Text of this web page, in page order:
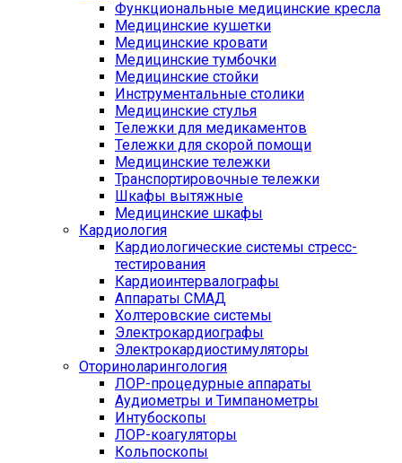
Функциональные медицинские кресла
Медицинские кушетки
Медицинские кровати
Медицинские тумбочки
Медицинские стойки
Инструментальные столики
Медицинские стулья
Тележки для медикаментов
Тележки для скорой помощи
Медицинские тележки
Транспортировочные тележки
Шкафы вытяжные
Медицинские шкафы
Кардиология
Кардиологические системы стресс-
тестирования
Кардиоинтервалографы
Аппараты СМАД
Холтеровские системы
Электрокардиографы
Электрокардиостимуляторы
Оториноларингология
ЛОР-процедурные аппараты
Аудиометры и Тимпанометры
Интубоскопы
ЛОР-коагуляторы
Кольпоскопы